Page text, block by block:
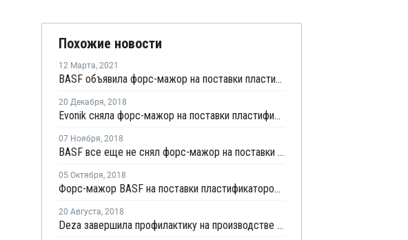
Похожие новости
12 Марта, 2021
BASF объявила форс-мажор на поставки пластификаторов в Людвигсхафене
20 Декабря, 2018
Evonik сняла форс-мажор на поставки пластификаторов в Германии
07 Ноября, 2018
BASF все еще не снял форс-мажор на поставки пластификаторов в Германии
05 Октября, 2018
Форс-мажор BASF на поставки пластификаторов с производства в Германии остается в силе
20 Августа, 2018
Deza завершила профилактику на производстве пластификаторов в Чехии